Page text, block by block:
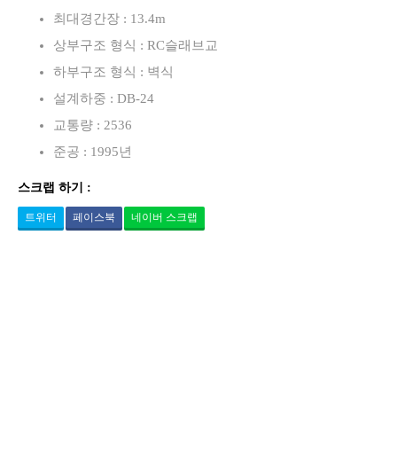
최대경간장 : 13.4m
상부구조 형식 : RC슬래브교
하부구조 형식 : 벽식
설계하중 : DB-24
교통량 : 2536
준공 : 1995년
스크랩 하기 :
트위터 페이스북 네이버 스크랩